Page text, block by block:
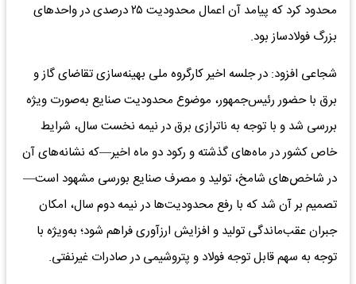
محدود کرد که پیامد آن اعمال محدودیت ۲۵ درصدی در واحدهای
بزرگ فولادساز بود.
شجاعی افزود: در جلسه اخیر کارگروه ملی بهینه‌سازی تقاضای گاز و
برق با حضور رئیس‌جمهور، موضوع محدودیت صنایع به‌صورت ویژه
بررسی شد و با توجه به ناترازی برق در نیمه نخست سال، شرایط
خاص کشور در ماه‌های گذشته و رکود دو ماه اخیر—که نشانه‌های آن
در شاخص‌های شامخ، تولید و مصرف صنایع بورسی مشهود است—
تصمیم بر آن شد که با رفع محدودیت‌ها در نیمه دوم سال، امکان
جبران عقب‌ماندگی تولید و افزایش ارزآوری فراهم شود؛ به‌ویژه با
توجه به سهم قابل توجه فولاد و پتروشیمی در صادرات غیرنفتی.